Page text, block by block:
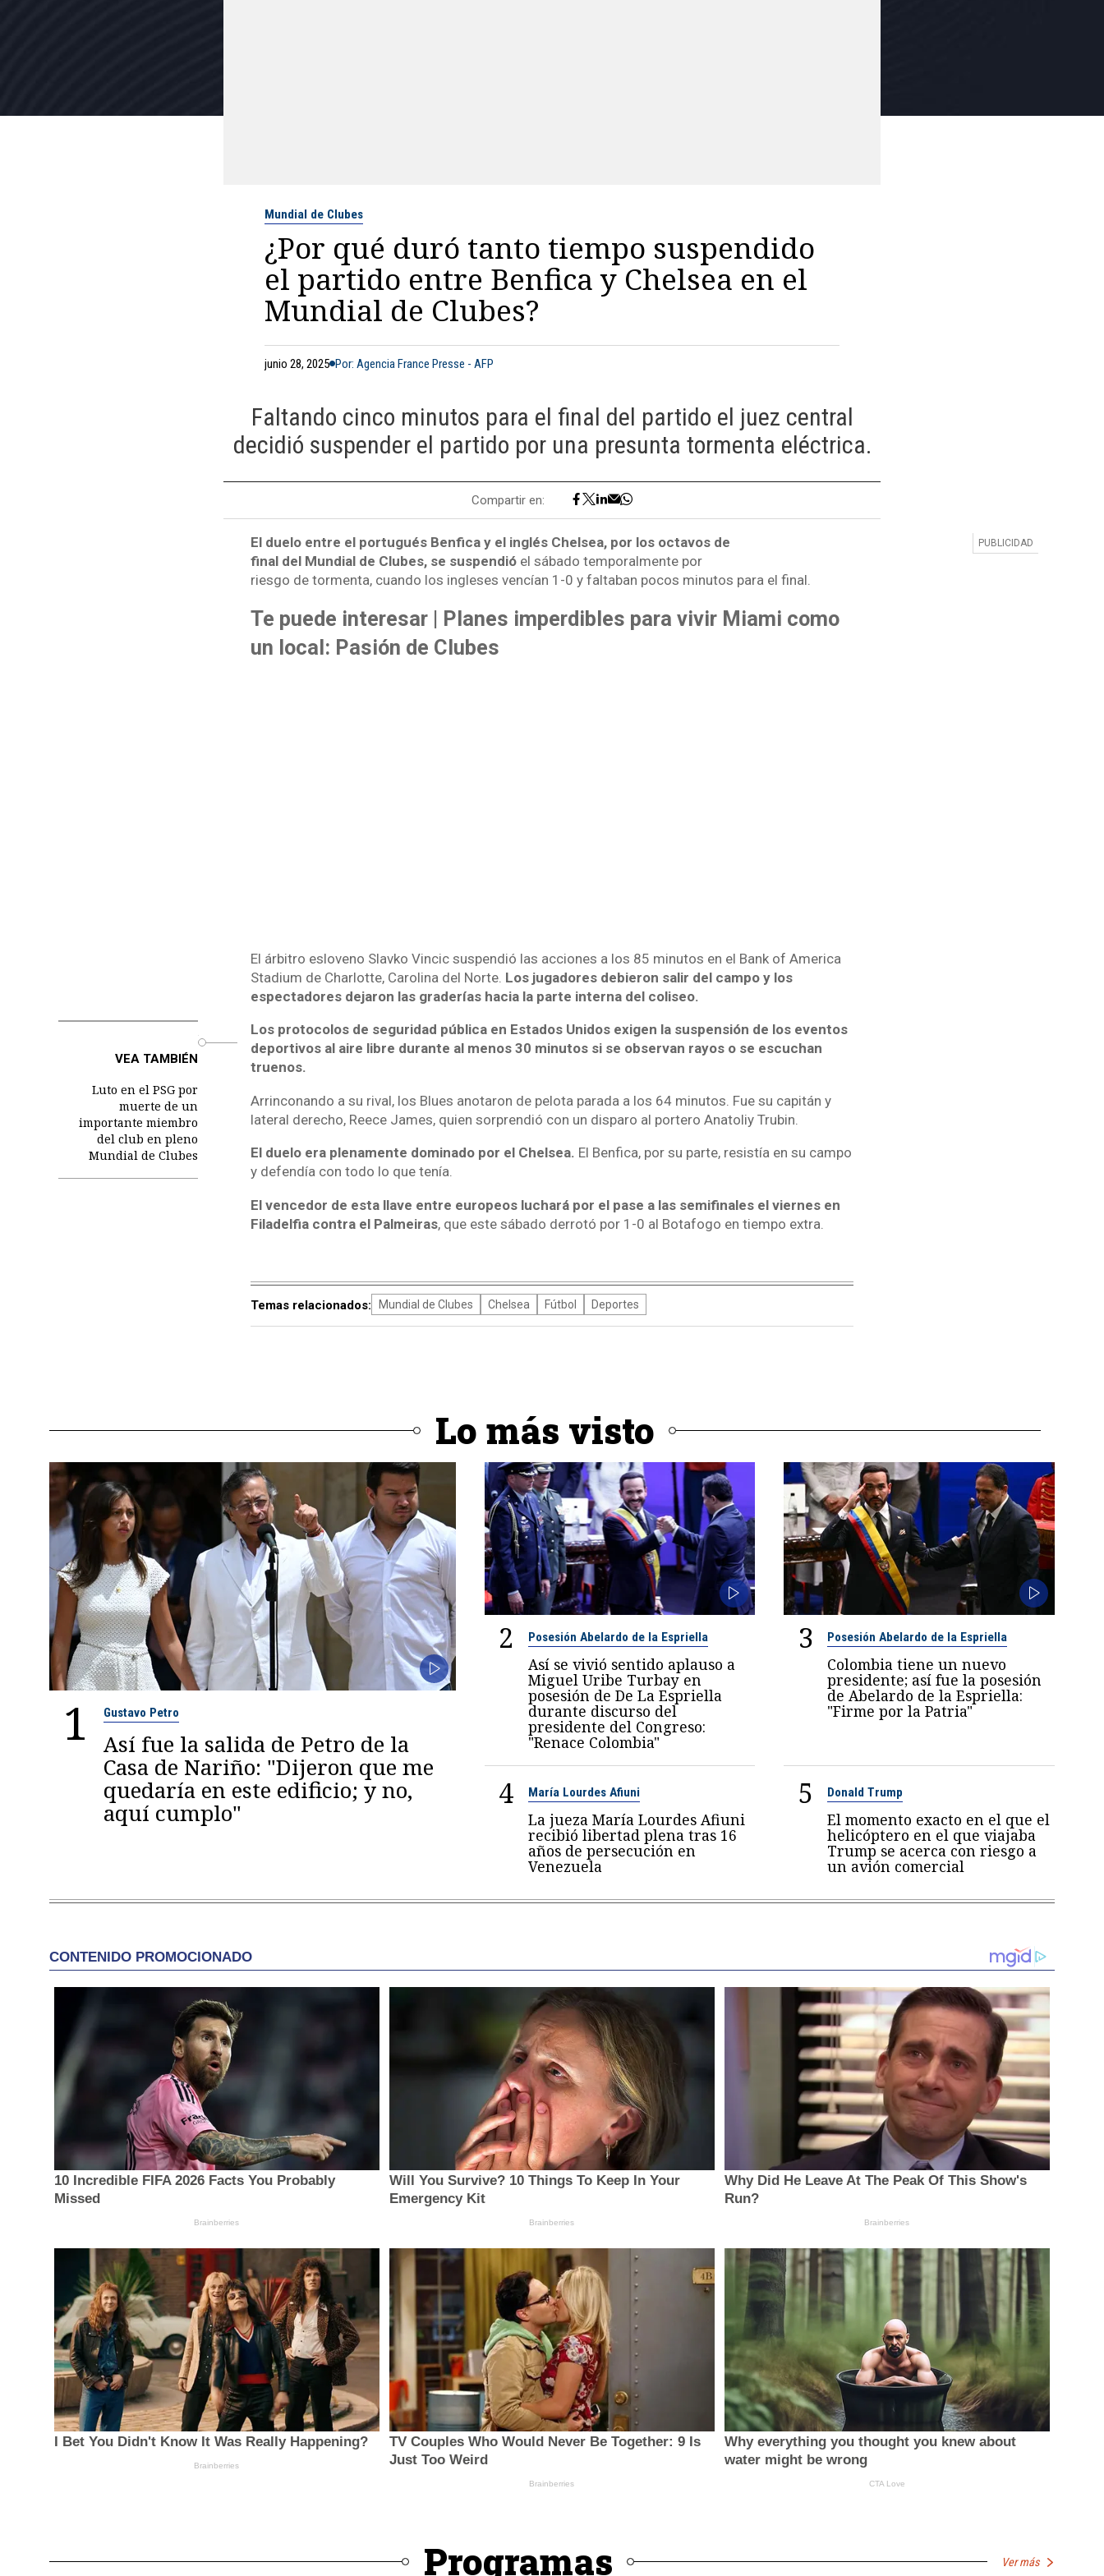
Mundial de Clubes
¿Por qué duró tanto tiempo suspendido
el partido entre Benfica y Chelsea en el
Mundial de Clubes?
junio 28, 2025 Por: Agencia France Presse - AFP
Faltando cinco minutos para el final del partido el juez central
decidió suspender el partido por una presunta tormenta eléctrica.
Compartir en:
El duelo entre el portugués Benfica y el inglés Chelsea, por los octavos de
final del Mundial de Clubes, se suspendióel sábado temporalmente por
riesgo de tormenta, cuando los ingleses vencían 1-0 y faltaban pocos minutos para el final.
Te puede interesar | Planes imperdibles para vivir Miami como
un local: Pasión de Clubes
El árbitro esloveno Slavko Vincic suspendió las acciones a los 85 minutos en el Bank of America
Stadium de Charlotte, Carolina del Norte. Los jugadores debieron salir del campo y los
espectadores dejaron las graderías hacia la parte interna del coliseo.
VEA TAMBIÉN
Luto en el PSG por
muerte de un
importante miembro
del club en pleno
Mundial de Clubes
Los protocolos de seguridad pública en Estados Unidos exigen la suspensión de los eventos
deportivos al aire libre durante al menos 30 minutos si se observan rayos o se escuchan
truenos.
Arrinconando a su rival, los Blues anotaron de pelota parada a los 64 minutos. Fue su capitán y
lateral derecho, Reece James, quien sorprendió con un disparo al portero Anatoliy Trubin.
El duelo era plenamente dominado por el Chelsea. El Benfica, por su parte, resistía en su campo
y defendía con todo lo que tenía.
El vencedor de esta llave entre europeos luchará por el pase a las semifinales el viernes en
Filadelfia contra el Palmeiras, que este sábado derrotó por 1-0 al Botafogo en tiempo extra.
Temas relacionados: Mundial de Clubes Chelsea Fútbol Deportes
Lo más visto
1 Gustavo Petro
Así fue la salida de Petro de la
Casa de Nariño: "Dijeron que me
quedaría en este edificio; y no,
aquí cumplo"
2 Posesión Abelardo de la Espriella
Así se vivió sentido aplauso a
Miguel Uribe Turbay en
posesión de De La Espriella
durante discurso del
presidente del Congreso:
"Renace Colombia"
3 Posesión Abelardo de la Espriella
Colombia tiene un nuevo
presidente; así fue la posesión
de Abelardo de la Espriella:
"Firme por la Patria"
4 María Lourdes Afiuni
La jueza María Lourdes Afiuni
recibió libertad plena tras 16
años de persecución en
Venezuela
5 Donald Trump
El momento exacto en el que el
helicóptero en el que viajaba
Trump se acerca con riesgo a
un avión comercial
Programas Ver más